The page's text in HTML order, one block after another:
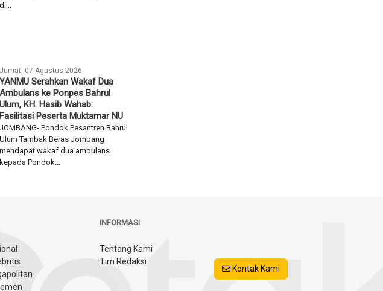
di...
Jumat, 07 Agustus 2026
YANMU Serahkan Wakaf Dua
Ambulans ke Ponpes Bahrul
Ulum, KH. Hasib Wahab:
Fasilitasi Peserta Muktamar NU
JOMBANG- Pondok Pesantren Bahrul
Ulum Tambak Beras Jombang
mendapat wakaf dua ambulans
kepada Pondok...
INFORMASI
Tentang Kami
Tim Redaksi
Kontak Kami